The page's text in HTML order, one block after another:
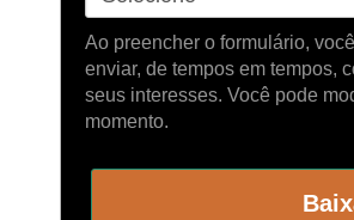
Ao preencher o formulário,
enviar, de tempos em tempos,
seus interesses. Você pode
momento.